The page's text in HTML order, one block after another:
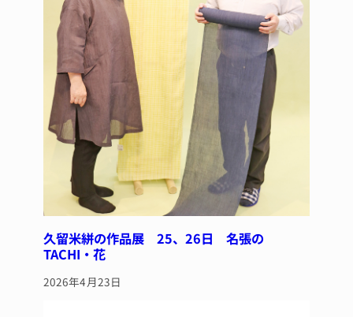
久留米絣の作品展 25、26日 名張の
TACHI・花
2026年4月23日